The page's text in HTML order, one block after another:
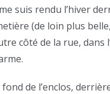
suis rendu l’hiver
(de loin plus
côté de la rue,
fond de l’enclos,